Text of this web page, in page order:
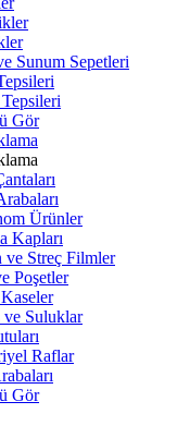
Sunum Sepetleri
Gör
Ürünler
Kapları
ve Streç Filmler
Poşetler
ve Suluklar
Raflar
Gör